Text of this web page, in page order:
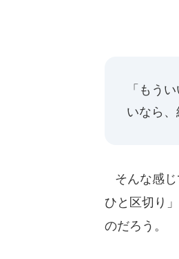
「もう
いなら
そんな感じ
ひと区切り
のだろう。